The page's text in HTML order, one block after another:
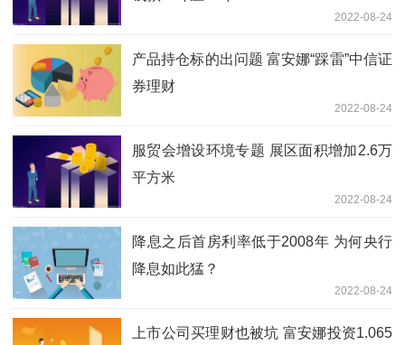
2022-08-24
产品持仓标的出问题 富安娜“踩雷”中信证
券理财
2022-08-24
服贸会增设环境专题 展区面积增加2.6万
平方米
2022-08-24
降息之后首房利率低于2008年 为何央行
降息如此猛？
2022-08-24
上市公司买理财也被坑 富安娜投资1.065